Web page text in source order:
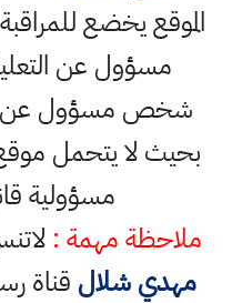
الموقع يخضع
مسؤول عن
شخص مسؤول عن
بحيث لا يتحمل
مسؤولية
ملاحظة مهمة :
مهدي شلال قناة